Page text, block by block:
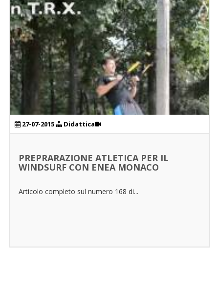
27-07-2015 Didattica
PREPRARAZIONE ATLETICA PER IL
WINDSURF CON ENEA MONACO
Articolo completo sul numero 168 di...